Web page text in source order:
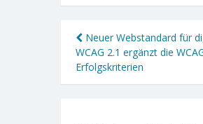
Neuer Webstandard für
WCAG 2.1 ergänzt die
Erfolgskriterien